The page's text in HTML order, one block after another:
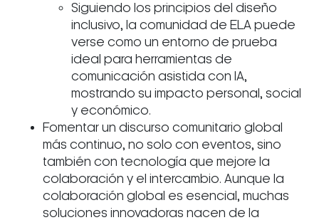
Siguiendo los principios del diseño
inclusivo, la comunidad de ELA puede
verse como un entorno de prueba
ideal para herramientas de
comunicación asistida con IA,
mostrando su impacto personal, social
y económico.
Fomentar un discurso comunitario global
más continuo, no solo con eventos, sino
también con tecnología que mejore la
colaboración y el intercambio. Aunque la
colaboración global es esencial, muchas
soluciones innovadoras nacen de la